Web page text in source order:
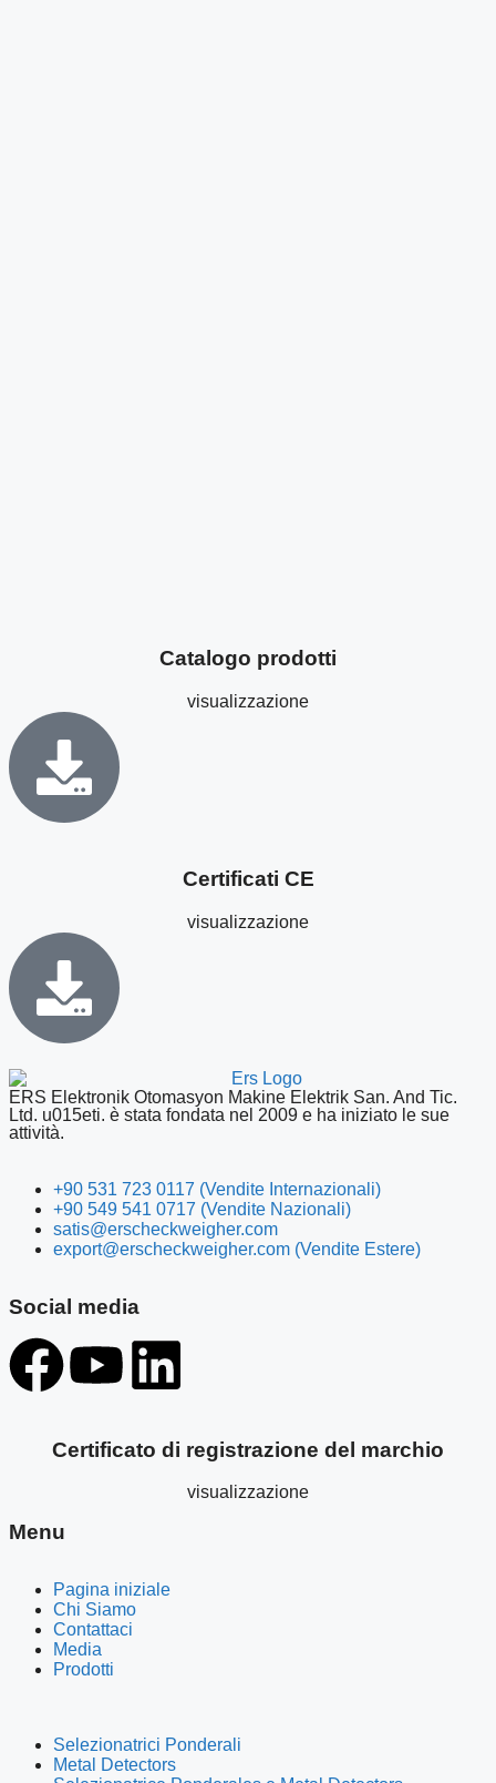
Catalogo prodotti
visualizzazione
Certificati CE
visualizzazione
ERS Elektronik Otomasyon Makine Elektrik San. And Tic.
Ltd. u015eti. è stata fondata nel 2009 e ha iniziato le sue
attività.
+90 531 723 0117 (Vendite Internazionali)
+90 549 541 0717 (Vendite Nazionali)
satis@erscheckweigher.com
export@erscheckweigher.com (Vendite Estere)
Social media
Certificato di registrazione del marchio
visualizzazione
Menu
Pagina iniziale
Chi Siamo
Contattaci
Media
Prodotti
Selezionatrici Ponderali
Metal Detectors